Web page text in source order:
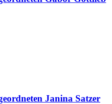
Janina Satzer